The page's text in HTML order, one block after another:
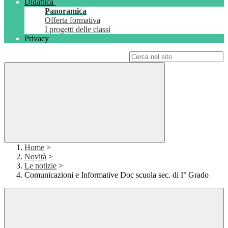
Didattica
Panoramica
Offerta formativa
I progetti delle classi
Privacy
Home >
Novità >
Le notizie >
Comunicazioni e Informative Doc scuola sec. di I° Grado